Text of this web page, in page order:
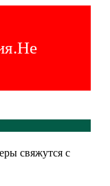
свяжутся с